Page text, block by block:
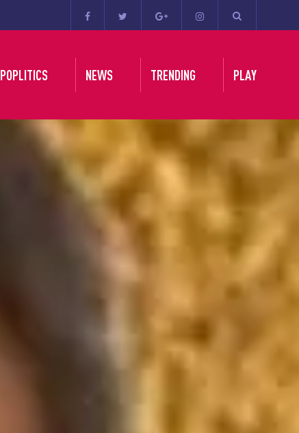
POPLITICS NEWS TRENDING PLAY